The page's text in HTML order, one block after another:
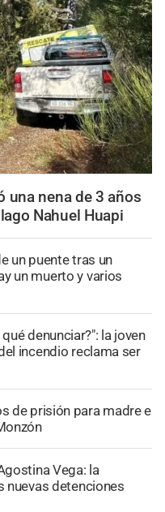
una nena de 3 años
Nahuel Huapi
un puente tras un
un muerto y varios
qué denunciar?": la joven
incendio reclama ser
de prisión para madre e
Vega: la
nuevas detenciones